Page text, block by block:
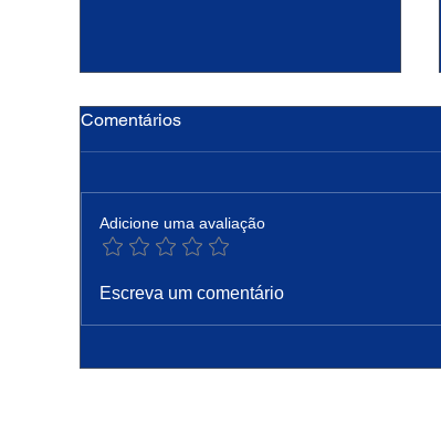
Hoje a Igreja celebra são
Comentários
Adicione uma avaliação
Escreva um comentário